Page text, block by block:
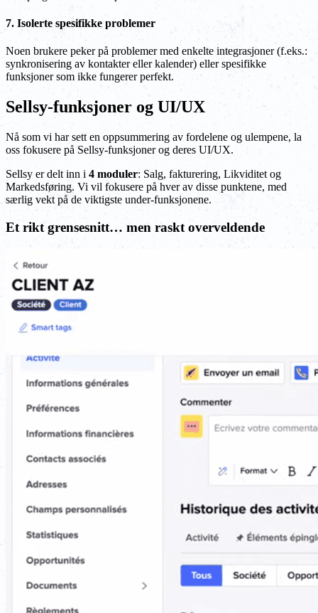
7. Isolerte spesifikke problemer
Noen brukere peker på problemer med enkelte integrasjoner (f.eks.:
synkronisering av kontakter eller kalender) eller spesifikke
funksjoner som ikke fungerer perfekt.
Sellsy-funksjoner og UI/UX
Nå som vi har sett en oppsummering av fordelene og ulempene, la
oss fokusere på Sellsy-funksjoner og deres UI/UX.
Sellsy er delt inn i 4 moduler: Salg, fakturering, Likviditet og
Markedsføring. Vi vil fokusere på hver av disse punktene, med
særlig vekt på de viktigste under-funksjonene.
Et rikt grensesnitt… men raskt overveldende